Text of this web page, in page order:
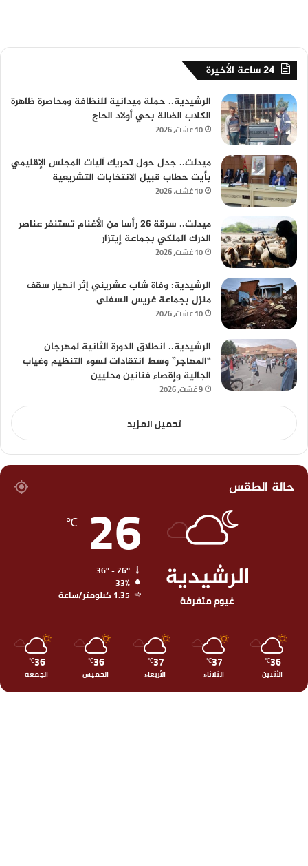
24 ساعة الأخيرة
الرشيدية.. حملة ميدانية للنظافة ومحاصرة ظاهرة
الكلاب الضالة بحي أولاد الحاج
10 غشت، 2026
ميدلت.. جدل حول تحريك آليات المجلس الإقليمي
بأيت حطاب قبيل الانتخابات التشريعية
10 غشت، 2026
ميدلت.. سرقة 26 رأسا من الأغنام تستنفر عناصر
الدرك الملكي بجماعة إيتزار
10 غشت، 2026
الرشيدية: وفاة شاب عشريني إثر انهيار سقف
منزل بجماعة غريس السفلى
10 غشت، 2026
الرشيدية.. انطلاق الدورة الثانية لمهرجان
“المهاجر” وسط انتقادات لسوء التنظيم وغياب
الجالية وإقصاء فنانين محليين
9 غشت، 2026
تحميل المزيد
حالة الطقس
الرشيدية
غيوم متفرقة
26
℃
33%
1.35 كيلومتر/ساعة
36
℃
الأثنين
37
℃
الثلاثاء
37
℃
الأربعاء
36
℃
الخميس
36
℃
الجمعة